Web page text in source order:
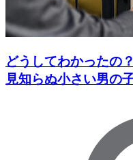
どうしてわかった
見知らぬ小さい男の